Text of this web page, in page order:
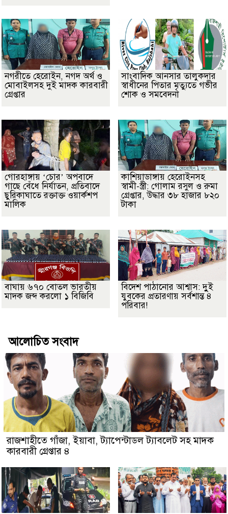
নগরীতে হেরোইন, নগদ অর্থ ও
মোবাইলসহ দুই মাদক কারবারী
গ্রেপ্তার
সাংবাদিক আনসার তালুকদার
স্বাধীনের পিতার মৃত্যুতে গভীর
শোক ও সমবেদনা
গোরহাঙ্গায় ‘চোর’ অপবাদে
গাছে বেঁধে নির্যাতন, প্রতিবাদে
ছুরিকাঘাতে রক্তাক্ত ওয়ার্কশপ
মালিক
কাশিয়াডাঙ্গায় হেরোইনসহ
স্বামী-স্ত্রী: গোলাম রসুল ও রুমা
গ্রেপ্তার, উদ্ধার ৩৮ হাজার ৮২০
টাকা
বাঘায় ৬৭০ বোতল ভারতীয়
মাদক জব্দ করলো ১ বিজিবি
বিদেশ পাঠানোর আশ্বাস: দুুই
যুবকের প্রতারণায় সর্বশান্ত ৪
পরিবার!
আলোচিত সংবাদ
রাজশাহীতে গাঁজা, ইয়াবা, ট্যাপেন্টাডল ট্যাবলেট সহ মাদক
কারবারী গ্রেপ্তার ৪